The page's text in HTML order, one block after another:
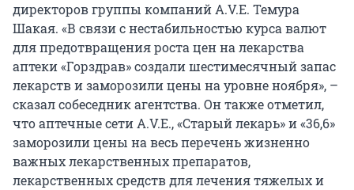
директоров группы компаний A.V.E. Темура
Шакая. «В связи с нестабильностью курса валют
для предотвращения роста цен на лекарства
аптеки «Горздрав» создали шестимесячный запас
лекарств и заморозили цены на уровне ноября», –
сказал собеседник агентства. Он также отметил,
что аптечные сети A.V.E., «Старый лекарь» и «36,6»
заморозили цены на весь перечень жизненно
важных лекарственных препаратов,
лекарственных средств для лечения тяжелых и